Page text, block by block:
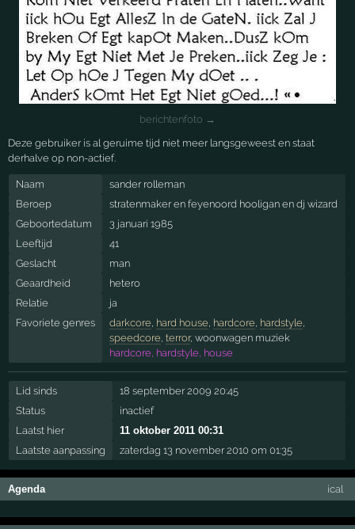
berichtenfoto →
Deze gebruiker is al geruime tijd niet meer langsgeweest en staat
derhalve op non-actief.
Naam
sander rolleman
Beroep
stratenmaker en feyenoord hooligan en dj wizard
Geboortedatum
3 januari 1985
Leeftijd
41
Geslacht
man
Geaardheid
hetero
Relatie
ja
Favoriete genres
darkcore hard house hardcore hardstyle
speedcore terror, woonwagen muziek
hardcore, hardstyle, house
Lid sinds
18 september 2009 20:45
Status
inactief
Laatst hier
11 oktober 2011 00:31
Laatste aanpassing
zaterdag 13 november 2010 om 01:35
Agenda ical